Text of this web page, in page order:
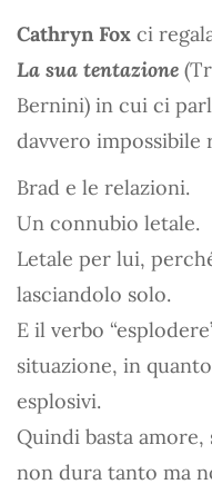
Cathryn Fox ci
La sua tentazione
Bernini) in cui ci
davvero impossibile
Brad e le relazioni.
Un connubio letale.
Letale per lui,
lasciandolo solo.
E il verbo
situazione, in
esplosivi.
Quindi basta
non dura tanto ma